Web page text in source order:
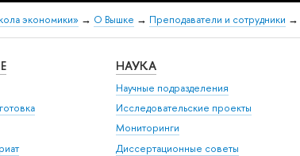
экономики» → О Вышке → Преподаватели и сотрудники →
НАУКА
Научные подразделения
Исследовательские проекты
Мониторинги
Диссертационные советы